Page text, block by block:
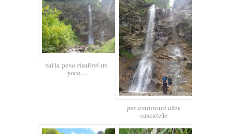
val la pena risalirvi un
poco….
per ammirare altre
cascatelle